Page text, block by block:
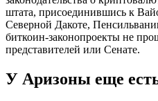
штата, присоединившись к
Северной Дакоте,
биткоин-законопроекты не
представителей или Сенате.
У Аризоны еще